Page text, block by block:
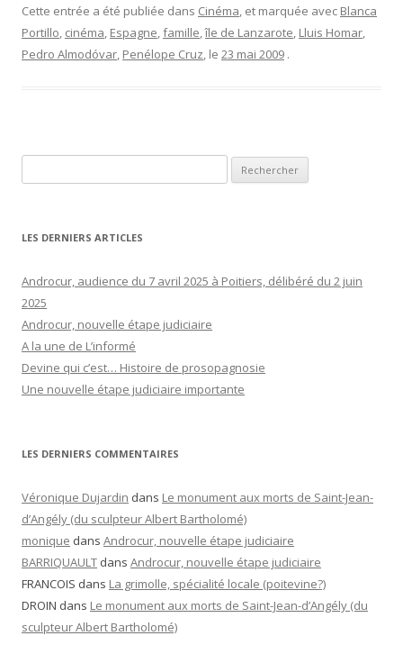
Cette entrée a été publiée dans Cinéma, et marquée avec Blanca
Portillo, cinéma, Espagne,famille,île de Lanzarote, Lluis Homar,
Pedro Almodóvar, Penélope Cruz, le 23 mai 2009 .
LES DERNIERS ARTICLES
Androcur, audience du 7 avril 2025 à Poitiers, délibéré du 2 juin
2025
Androcur, nouvelle étape judiciaire
A la une de L’informé
Devine qui c’est… Histoire de prosopagnosie
Une nouvelle étape judiciaire importante
LES DERNIERS COMMENTAIRES
Véronique Dujardin dans Le monument aux morts de Saint-Jean-
d’Angély (du sculpteur Albert Bartholomé)
monique dans Androcur, nouvelle étape judiciaire
BARRIQUAULT dans Androcur, nouvelle étape judiciaire
FRANCOIS dans La grimolle, spécialité locale (poitevine?)
DROIN dans Le monument aux morts de Saint-Jean-d’Angély (du
sculpteur Albert Bartholomé)